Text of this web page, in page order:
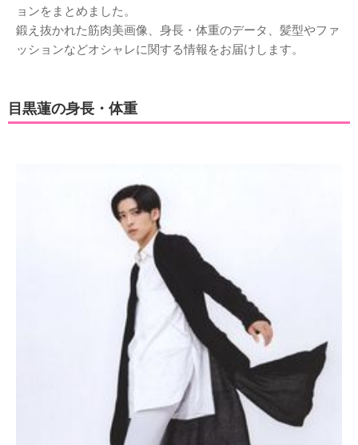
ョンをまとめました。
鍛え抜かれた筋肉美画像、身長・体重のデータ、髪型やファ
ッションなどオシャレに関する情報をお届けします。
目黒蓮の身長・体重